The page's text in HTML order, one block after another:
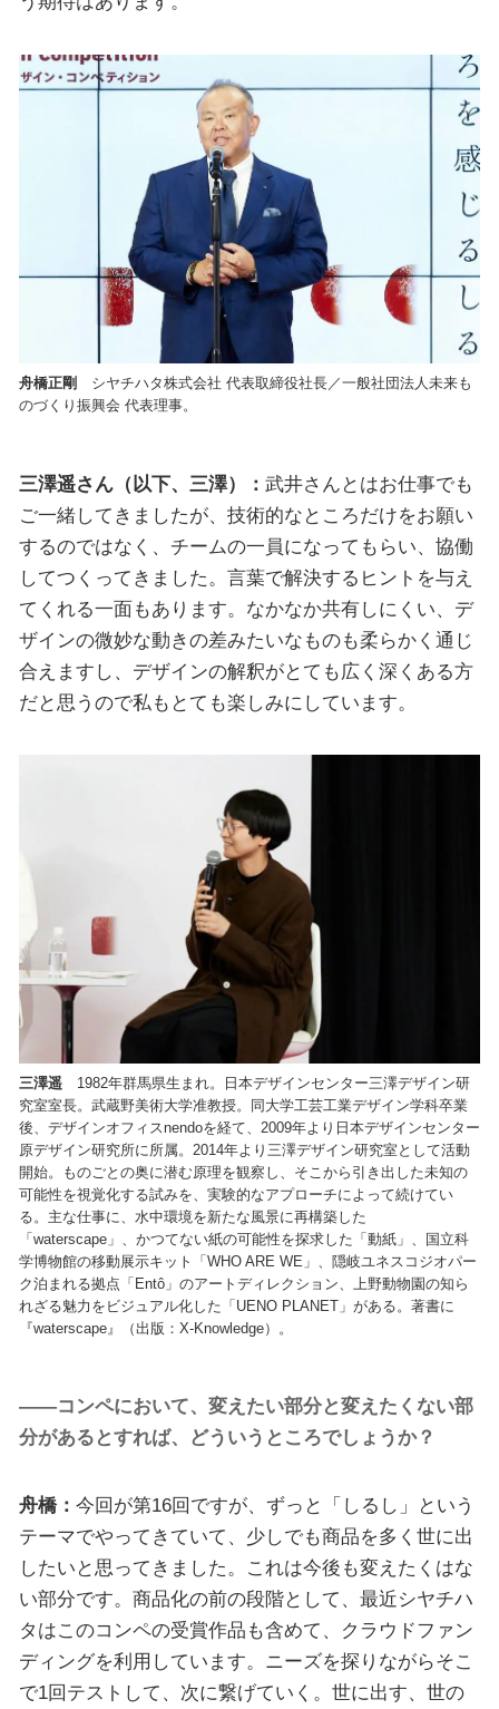
舟橋正剛
シヤチハタ株式会社 代表取締役社長／一般社団法人未来も
のづくり振興会 代表理事。
三澤遥さん（以下、三澤）： 武井さんとはお仕事でも
ご一緒してきましたが、技術的なところだけをお願い
するのではなく、チームの一員になってもらい、協働
してつくってきました。言葉で解決するヒントを与え
てくれる一面もあります。なかなか共有しにくい、デ
ザインの微妙な動きの差みたいなものも柔らかく通じ
合えますし、デザインの解釈がとても広く深くある方
だと思うので私もとても楽しみにしています。
三澤遥1982年群馬県生まれ。日本デザインセンター三澤デザイン研
究室室長。武蔵野美術大学准教授。同大学工芸工業デザイン学科卒業
後、デザインオフィスnendoを経て、2009年より日本デザインセンター
原デザイン研究所に所属。2014年より三澤デザイン研究室として活動
開始。ものごとの奥に潜む原理を観察し、そこから引き出した未知の
可能性を視覚化する試みを、実験的なアプローチによって続けてい
る。主な仕事に、水中環境を新たな風景に再構築した
「waterscape」、かつてない紙の可能性を探求した「動紙」、国立科
学博物館の移動展示キット「WHO ARE WE」、隠岐ユネスコジオパー
ク泊まれる拠点「Entô」のアートディレクション、上野動物園の知ら
れざる魅力をビジュアル化した「UENO PLANET」がある。著書に
『waterscape』（出版：X-Knowledge）。
――コンペにおいて、変えたい部分と変えたくない部
分があるとすれば、どういうところでしょうか？
舟橋： 今回が第16回ですが、ずっと「しるし」という
テーマでやってきていて、少しでも商品を多く世に出
したいと思ってきました。これは今後も変えたくはな
い部分です。商品化の前の段階として、最近シヤチハ
タはこのコンペの受賞作品も含めて、クラウドファン
ディングを利用しています。ニーズを探りながらそこ
で1回テストして、次に繋げていく。世に出す、世の